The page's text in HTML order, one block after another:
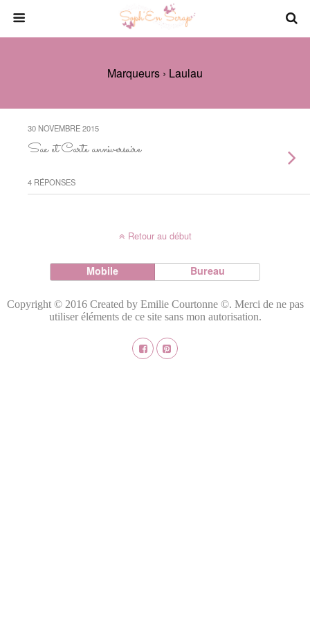
Marqueurs › Laulau
30 NOVEMBRE 2015
Sac et Carte anniversaire
4 RÉPONSES
Retour au début
Mobile Bureau
Copyright © 2016 Created by Emilie Courtonne ©. Merci de ne pas
utiliser éléments de ce site sans mon autorisation.